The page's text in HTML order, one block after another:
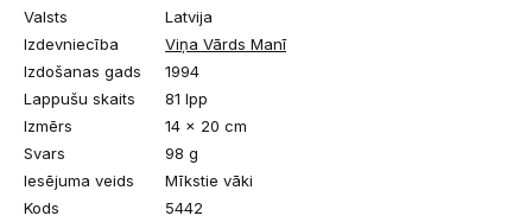
Valsts
Latvija
Izdevniecība
Viņa Vārds Manī
Izdošanas gads
1994
Lappušu skaits
81 lpp
Izmērs
14 x 20 cm
Svars
98 g
Iesējuma veids
Mīkstie vāki
Kods
5442